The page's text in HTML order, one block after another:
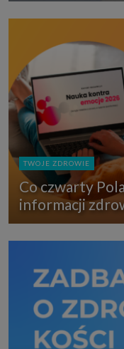
TWOJE ZDROWIE
Co czwarty
informacji